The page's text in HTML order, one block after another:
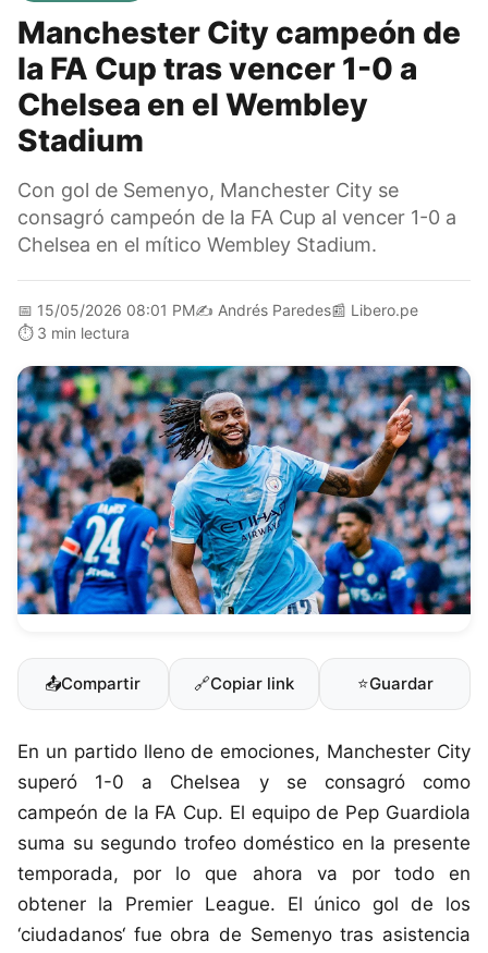
Manchester City campeón de
la FA Cup tras vencer 1-0 a
Chelsea en el Wembley
Stadium
Con gol de Semenyo, Manchester City se
consagró campeón de la FA Cup al vencer 1-0 a
Chelsea en el mítico Wembley Stadium.
📅 15/05/2026 08:01 PM✍️ Andrés Paredes📰 Libero.pe
⏱️ 3 min lectura
📤Compartir 🔗Copiar link ⭐Guardar
En un partido lleno de emociones, Manchester City
superó 1-0 a Chelsea y se consagró como
campeón de la FA Cup. El equipo de Pep Guardiola
suma su segundo trofeo doméstico en la presente
temporada, por lo que ahora va por todo en
obtener la Premier League. El único gol de los
‘ciudadanos‘ fue obra de Semenyo tras asistencia